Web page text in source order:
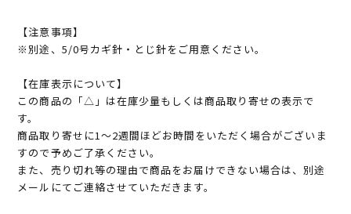
【注意事項】
※別途、5/0号カギ針・とじ針をご用意ください。
【在庫表示について】
この商品の「△」は在庫少量もしくは商品取り寄せの表示で
す。
商品取り寄せに1～2週間ほどお時間をいただく場合がございま
すので予めご了承ください。
また、売り切れ等の理由で商品をお届けできない場合は、別途
メールにてご連絡させていただきます。